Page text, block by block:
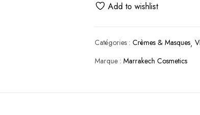
Add to wishlist
Catégories : Crèmes & Masques
Marque : Marrakech Cosmetics